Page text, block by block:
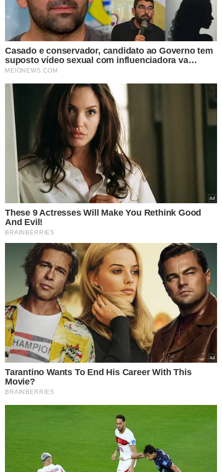
ELEIÇÕES 2026
Convenções partidárias
terminam nesta quarta-
feira; entenda os
próximos passos
VEJA MAIS NOTÍCIAS